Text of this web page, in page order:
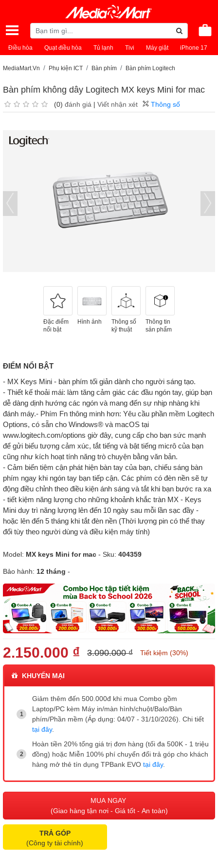
Điều hòa Quạt điều hòa Tủ lạnh Tivi Máy giặt iPhone 17
MediaMart.Vn Phụ kiện ICT Bàn phím Bàn phím Logitech
Bàn phím không dây Logitech MX keys Mini for mac
(0) đánh giá | Viết nhận xét Thông số
Đặc điểm
nổi bật
Hình ảnh
Thông số
kỹ thuật
Thông tin
sản phẩm
ĐIỂM NỔI BẬT
- MX Keys Mini - bàn phím tối giản dành cho người sáng tạo.
- Thiết kế thoải mái: làm tăng cảm giác các đầu ngón tay, giúp bạn
dễ dàng dịnh hướng các ngón và mang đến sự nhịp nhàng khi
đánh máy.- Phím Fn thông minh hơn: Yêu cầu phần mềm Logitech
Options, có sẵn cho Windows® và macOS tại
www.logitech.com/options giờ đây, cung cấp cho bạn sức mạnh
để gửi biểu tượng cảm xúc, tắt tiếng và bật tiếng micrô của bạn
cũng như kích hoạt tính năng trò chuyện bằng văn bản.
- Cảm biến tiệm cận phát hiện bàn tay của bạn, chiếu sáng bàn
phím ngay khi ngón tay bạn tiếp cận. Các phím có đèn nền sẽ tự
động điều chỉnh theo điều kiện ánh sáng và tắt khi bạn bước ra xa
- tiết kiệm năng lượng cho những khoảnh khắc tràn MX - Keys
Mini duy trì năng lượng lên đến 10 ngày sau mỗi lần sạc đầy -
hoặc lên đến 5 tháng khi tắt đèn nền (Thời lượng pin có thể thay
đổi tùy theo người dùng và điều kiện máy tính)
Model: MX keys Mini for mac - Sku: 404359
Bảo hành: 12 tháng -
2.150.000 ₫ 3.090.000 ₫ Tiết kiệm (30%)
KHUYẾN MẠI
Giảm thêm đến 500.000đ khi mua Combo gồm
Laptop/PC kèm Máy in/màn hình/chuột/Balo/Bàn
phím/Phần mềm (Áp dụng: 04/07 - 31/10/2026). Chi tiết
tại đây.
Hoàn tiền 20% tổng giá trị đơn hàng (tối đa 500K - 1 triệu
đồng) hoặc Miễn 100% phí chuyển đổi trả góp cho khách
hàng mở thẻ tín dụng TPBank EVO tại đây.
MUA NGAY
(Giao hàng tận nơi - Giá tốt - An toàn)
TRẢ GÓP
(Công ty tài chính)